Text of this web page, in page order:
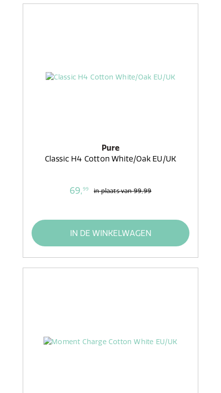
Pure
Classic H4 Cotton White/Oak EU/UK
69,99 in plaats van99,99
IN DE WINKELWAGEN